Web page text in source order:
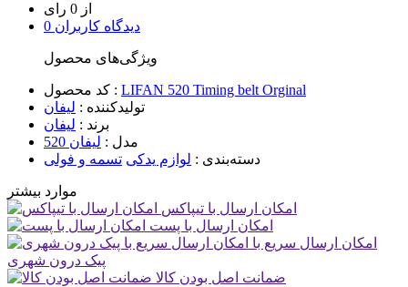
از 0 رای
0 دیدگاه کاربران
ویژگی‌های محصول
کد محصول : LIFAN 520 Timing belt Orginal
تولیدکننده : لیفان
برند : لیفان
مدل : لیفان 520
دسته‌بندی : لوازم یدکی تسمه و فولی
موارد بیشتر
امکان ارسال با تیپاکس
امکان ارسال با پست
امکان ارسال سریع با
پیک درون شهری
ضمانت اصل بودن کالا